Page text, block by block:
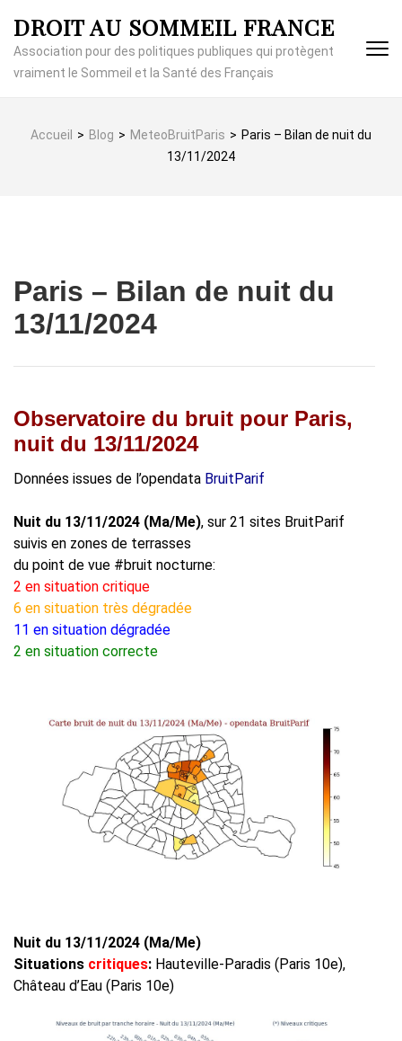
contenu
(Pressez
DROIT AU SOMMEIL FRANCE
Association pour des politiques publiques qui protègent
vraiment le Sommeil et la Santé des Français
Accueil > Blog > MeteoBruitParis > Paris – Bilan de nuit du
13/11/2024
Paris – Bilan de nuit du
13/11/2024
Observatoire du bruit pour Paris,
nuit du 13/11/2024
Données issues de l’opendata BruitParif
Nuit du 13/11/2024 (Ma/Me), sur 21 sites BruitParif
suivis en zones de terrasses
du point de vue #bruit nocturne:
2 en situation critique
6 en situation très dégradée
11 en situation dégradée
2 en situation correcte
Nuit du 13/11/2024 (Ma/Me)
Situations critiques: Hauteville-Paradis (Paris 10e),
Château d’Eau (Paris 10e)